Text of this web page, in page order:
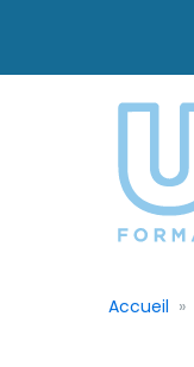
Accueil